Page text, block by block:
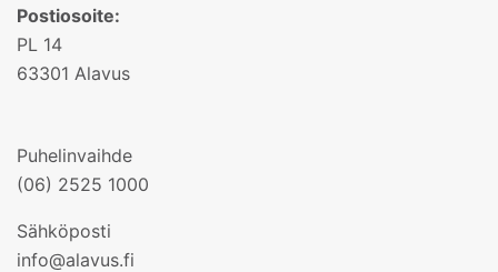
Postiosoite:
PL 14
63301 Alavus
Puhelinvaihde
(06) 2525 1000
Sähköposti
info@alavus.fi